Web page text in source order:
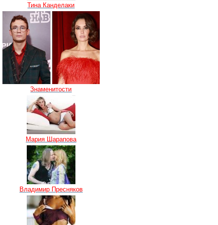
Тина Канделаки
Знаменитости
Мария Шарапова
Владимир Пресняков